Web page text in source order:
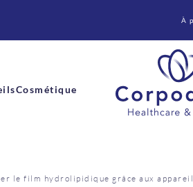
À
Cosmétique
le film hydrolipidique grâce aux